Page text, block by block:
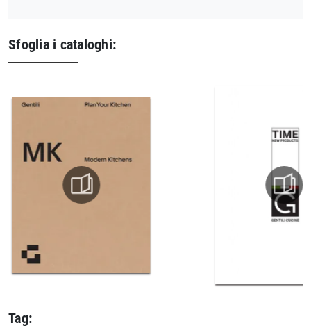
Sfoglia i cataloghi:
Tag: